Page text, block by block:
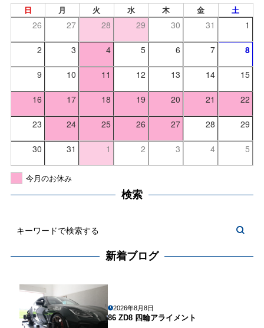
日 月 火 水 木 金 土
26 27 28 29 30 31 1
2 3 4 5 6 7 8
9 10 11 12 13 14 15
16 17 18 19 20 21 22
23 24 25 26 27 28 29
30 31 1 2 3 4 5
今月のお休み
検索
新着ブログ
2026年8月8日
86 ZD8 四輪アライメント